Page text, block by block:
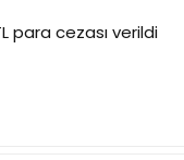
para cezası verildi